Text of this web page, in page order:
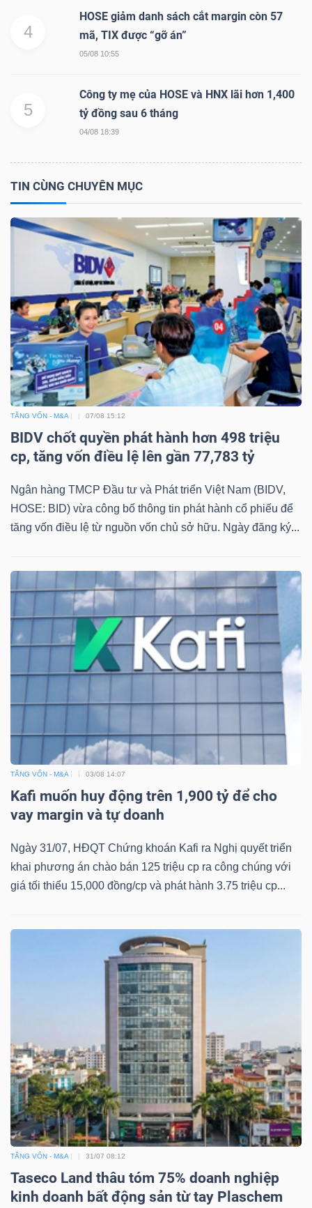
4
HOSE giảm danh sách cắt margin còn 57
mã, TIX được “gỡ án”
05/08 10:55
5
Công ty mẹ của HOSE và HNX lãi hơn 1,400
tỷ đồng sau 6 tháng
04/08 18:39
TIN CÙNG CHUYÊN MỤC
TĂNG VỐN - M&A 07/08 15:12
BIDV chốt quyền phát hành hơn 498 triệu
cp, tăng vốn điều lệ lên gần 77,783 tỷ
Ngân hàng TMCP Đầu tư và Phát triển Việt Nam (BIDV,
HOSE: BID) vừa công bố thông tin phát hành cổ phiếu để
tăng vốn điều lệ từ nguồn vốn chủ sở hữu. Ngày đăng ký...
TĂNG VỐN - M&A 03/08 14:07
Kafi muốn huy động trên 1,900 tỷ để cho
vay margin và tự doanh
Ngày 31/07, HĐQT Chứng khoán Kafi ra Nghị quyết triển
khai phương án chào bán 125 triệu cp ra công chúng với
giá tối thiểu 15,000 đồng/cp và phát hành 3.75 triệu cp...
TĂNG VỐN - M&A 31/07 08:12
Taseco Land thâu tóm 75% doanh nghiệp
kinh doanh bất động sản từ tay Plaschem
DÙNG
CHĂM
KHỎE
TÀI
CHÍNH
CÔNG
NGHỆ
THÔNG
VỤ
TIỆN
ÍCH
BẤT
Tất cả Cổ phiếu Chỉ số Chứng chỉ quỹ Chứng
Lãnh
đạo
(-)
Tất cả Người nội bộ
Tin